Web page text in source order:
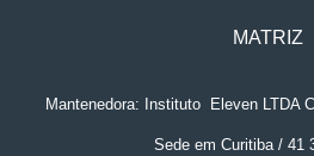
MATRIZ
Mantenedora: Instituto. Eleven LTDA
Sede em Curitiba / 41